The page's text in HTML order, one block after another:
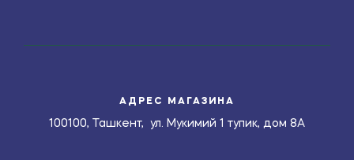
АДРЕС МАГАЗИНА
100100, Ташкент, ул. Мукимий 1 тупик, дом 8А